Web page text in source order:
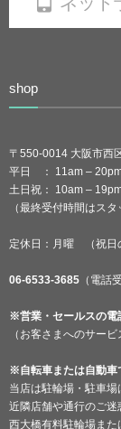
shop
〒550-0014 大阪市西
平日 ： 11am –
土日祝： 10am –
（最終受付時間はス
定休日：月曜 （祝日
06-6533-3685 （電話
※営業・セールスの電
（お客さまへのサー
※自転車または自動車
当店は駐輪場・駐車場
近隣店舗や通行のご
西大橋有料駐輪場また